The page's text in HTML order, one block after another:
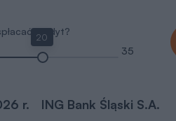
kredyt?
20
35
r. ING Bank Śląski S.A.